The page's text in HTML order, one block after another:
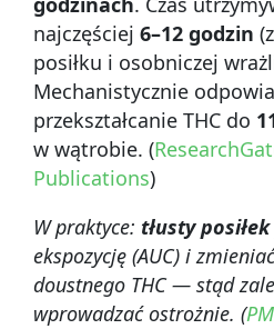
najczęściej 6–12 godzin
posiłku i osobniczej
Mechanistycznie
przekształcanie THC do
w wątrobie. (
Publications)
W praktyce: tłusty posiłek
ekspozycję (AUC) i
doustnego THC — stąd
wprowadzać ostrożnie. (